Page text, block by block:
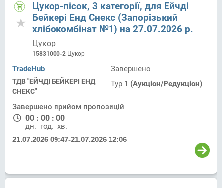
Цукор-пісок, 3 категорії, для Ейчді
Бейкері Енд Снекс (Запорізький
хлібокомбінат №1) на 27.07.2026 р.
Цукор
15831000-2 Цукор
TradeHub
ТДВ "ЕЙЧДІ БЕЙКЕРІ ЕНД
СНЕКС"
Завершено
Тур 1 (Аукціон/Редукціон)
Завершено прийом пропозицій
00 : 00 : 00
дн. год. хв.
21.07.2026 09:47-21.07.2026 12:06